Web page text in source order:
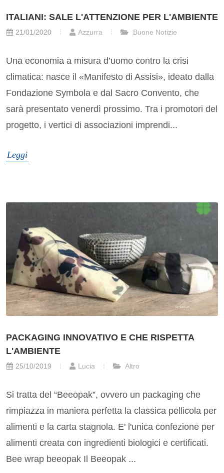
ITALIANI: SALE L'ATTENZIONE PER L'AMBIENTE
21/01/2020 Azzurra Buone Notizie
Una economia a misura d’uomo contro la crisi
climatica: nasce il «Manifesto di Assisi», ideato dalla
Fondazione Symbola e dal Sacro Convento, che
sarà presentato venerdì prossimo. Tra i promotori del
progetto, i vertici di associazioni imprendi...
Leggi
PACKAGING INNOVATIVO E CHE RISPETTA
L'AMBIENTE
25/10/2019 Lucia Altro
Si tratta del “Beeopak”, ovvero un packaging che
rimpiazza in maniera perfetta la classica pellicola per
alimenti e la carta stagnola. E' l'unica confezione per
alimenti creata con ingredienti biologici e certificati.
Bee wrap beeopak Il Beeopak ...